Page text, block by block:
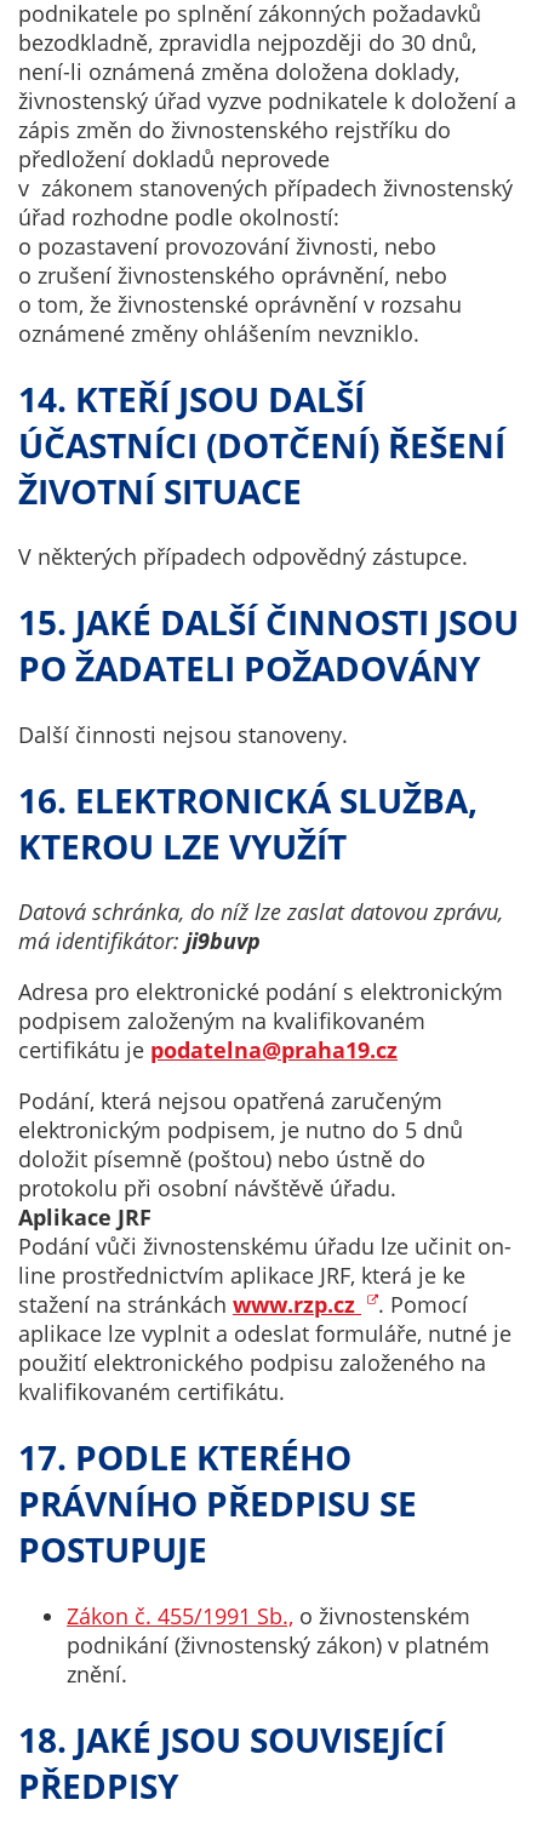
podnikatele po splnění zákonných požadavků
bezodkladně, zpravidla nejpozději do 30 dnů,
není-li oznámená změna doložena doklady,
živnostenský úřad vyzve podnikatele k doložení a
zápis změn do živnostenského rejstříku do
předložení dokladů neprovede
v zákonem stanovených případech živnostenský
úřad rozhodne podle okolností:
o pozastavení provozování živnosti, nebo
o zrušení živnostenského oprávnění, nebo
o tom, že živnostenské oprávnění v rozsahu
oznámené změny ohlášením nevzniklo.
14. KTEŘÍ JSOU DALŠÍ
ÚČASTNÍCI (DOTČENÍ) ŘEŠENÍ
ŽIVOTNÍ SITUACE
V některých případech odpovědný zástupce.
15. JAKÉ DALŠÍ ČINNOSTI JSOU
PO ŽADATELI POŽADOVÁNY
Další činnosti nejsou stanoveny.
16. ELEKTRONICKÁ SLUŽBA,
KTEROU LZE VYUŽÍT
Datová schránka, do níž lze zaslat datovou zprávu,
má identifikátor: ji9buvp
Adresa pro elektronické podání s elektronickým
podpisem založeným na kvalifikovaném
certifikátu je podatelna@praha19.cz
Podání, která nejsou opatřená zaručeným
elektronickým podpisem, je nutno do 5 dnů
doložit písemně (poštou) nebo ústně do
protokolu při osobní návštěvě úřadu.
Aplikace JRF
Podání vůči živnostenskému úřadu lze učinit on-
line prostřednictvím aplikace JRF, která je ke
stažení na stránkách www.rzp.cz
. Pomocí
aplikace lze vyplnit a odeslat formuláře, nutné je
použití elektronického podpisu založeného na
kvalifikovaném certifikátu.
17. PODLE KTERÉHO
PRÁVNÍHO PŘEDPISU SE
POSTUPUJE
Zákon č. 455/1991 Sb., o živnostenském
podnikání (živnostenský zákon) v platném
znění.
18. JAKÉ JSOU SOUVISEJÍCÍ
PŘEDPISY